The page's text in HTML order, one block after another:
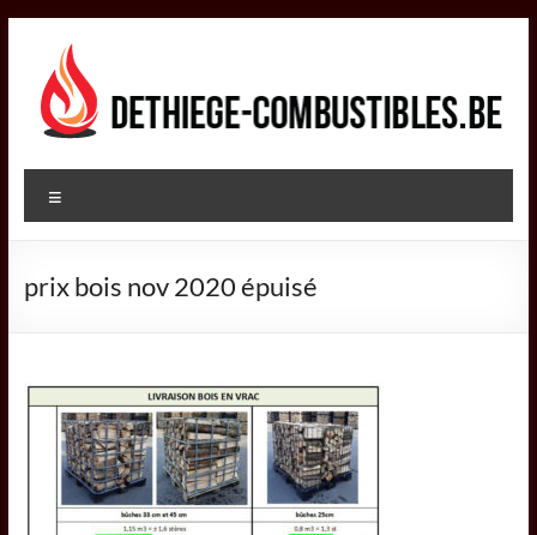
contenu
DETHIEGE
COMBUSTIBLES
dans
des
combustibles
prix bois nov 2020 épuisé